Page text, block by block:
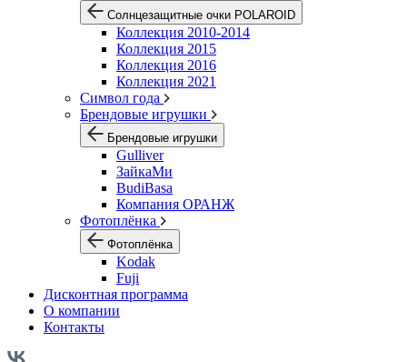
Солнцезащитные очки POLAROID
Коллекция 2010-2014
Коллекция 2015
Коллекция 2016
Коллекция 2021
Символ года
Брендовые игрушки
Брендовые игрушки
Gulliver
ЗайкаМи
BudiBasa
Компания ОРАНЖ
Фотоплёнка
Фотоплёнка
Kodak
Fuji
Дисконтная программа
О компании
Контакты